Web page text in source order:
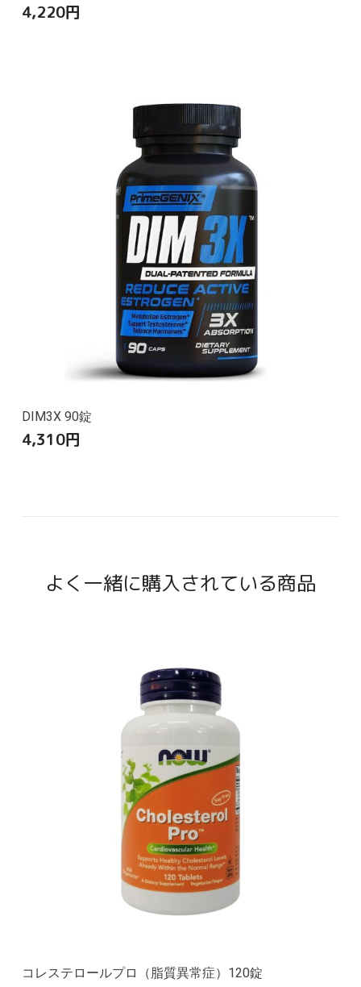
4,220円
DIM3X 90錠
4,310円
よく一緒に購入されている商品
コレステロールプロ（脂質異常症）120錠